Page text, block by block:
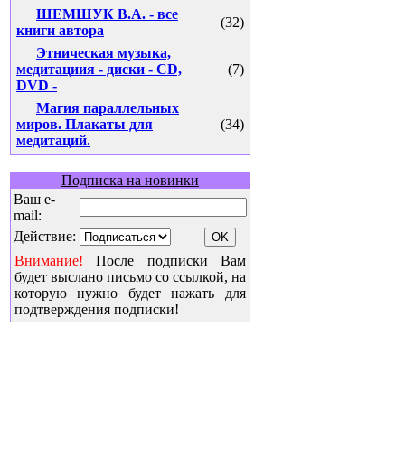
ШЕМШУК В.А. - все
книги автора
(32)
Этническая музыка,
медитациия - диски - CD,
DVD -
(7)
Магия параллельных
миров. Плакаты для
медитаций.
(34)
Подписка на новинки
Ваш e-
mail:
Действие:
Внимание! После подписки Вам
будет выслано письмо со ссылкой, на
которую нужно будет нажать для
подтверждения подписки!